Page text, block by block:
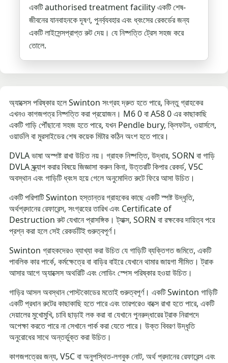
একটি authorised treatment facility একটি শেষ-
জীবনের যানবাহনকে দূষণ, পুনর্ব্যবহার এবং ধ্বংসের রেকর্ডের জন্য
একটি লাইসেন্সপ্রাপ্ত রুট দেয়। যে নিষ্পত্তি ট্রেস সহজ করে
তোলে.
অ্যাক্সেস পরিষ্কার হলে Swinton সংগ্রহ দ্রুত হতে পারে, কিন্তু গ্রাহকের
এখনও কাগজপত্র নিষ্পত্তি করা প্রয়োজন। M6 0 বা A58 0 এর কাছাকাছি
একটি গাড়ি পৌঁছানো সহজ হতে পারে, যখন Pendle bury, ক্লিফটন, ওয়ার্সলে,
ওয়ার্ডলি বা মুরসাইডের শেষ কয়েক মিটার কঠিন অংশ হতে পারে।
DVLA ভাষা অস্পষ্ট রাখা উচিত নয়। গ্রাহক নিষ্পত্তি, উদ্ধার, SORN বা গাড়ি
DVLA স্ক্র্যাপ করার বিষয়ে জিজ্ঞাসা করুন কিনা, উত্তরটি কিপার রেকর্ড, V5C
অবস্থান এবং গাড়িটি ধ্বংস হয়ে গেলে অনুমোদিত রুটে ফিরে আসা উচিত।
একটি পরিপাটি Swinton হস্তান্তর গ্রাহকের কাছে একটি স্পষ্ট উদ্ধৃতি,
অর্থপ্রদানের রেফারেন্স, সংগ্রহের তারিখ এবং Certificate of
Destruction রুট যেখানে প্রাসঙ্গিক। ট্যাক্স, SORN বা রক্ষকের দায়িত্ব পরে
প্রশ্ন করা হলে সেই রেকর্ডটিই গুরুত্বপূর্ণ।
Swinton গ্রাহকদেরও ব্যাখ্যা করা উচিত যে গাড়িটি ব্যক্তিগত জমিতে, একটি
পাবলিক কার পার্কে, কর্মক্ষেত্রে বা বাড়ির বাইরে যেখানে থামার জায়গা সীমিত। ট্রাক
আসার আগে অ্যাক্সেস অথরিটি এবং লোডিং স্পেস পরিষ্কার হওয়া উচিত।
গাড়ির আসল অবস্থান পোস্টকোডের মতোই গুরুত্বপূর্ণ। একটি Swinton গাড়িটি
একটি প্রধান রুটের কাছাকাছি হতে পারে এবং তারপরেও বাক্সে রাখা হতে পারে, একটি
দেয়ালের মুখোমুখি, চাবি ছাড়াই লক করা বা যেখানে পুনরুদ্ধারের ট্রাক নিরাপদে
অপেক্ষা করতে পারে না সেখানে পার্ক করা যেতে পারে। উক্ত বিবরণ উদ্ধৃতি
অনুরোধের সাথে অন্তর্ভুক্ত করা উচিত।
কাগজপত্রের জন্য, V5C বা অনুপস্থিত-লগবুক নোট, অর্থ প্রদানের রেফারেন্স এবং